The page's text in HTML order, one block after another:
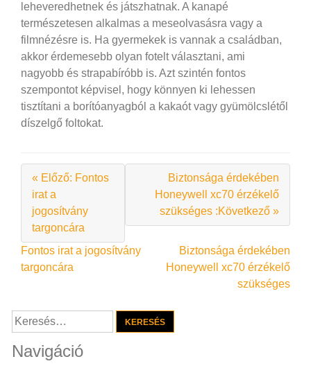
leheveredhetnek és játszhatnak. A kanapé
természetesen alkalmas a meseolvasásra vagy a
filmnézésre is. Ha gyermekek is vannak a családban,
akkor érdemesebb olyan fotelt választani, ami
nagyobb és strapabíróbb is. Azt szintén fontos
szempontot képvisel, hogy könnyen ki lehessen
tisztítani a borítóanyagból a kakaót vagy gyümölcslétől
díszelgő foltokat.
« Előző: Fontos
irat a
jogosítvány
targoncára
Biztonsága érdekében
Honeywell xc70 érzékelő
szükséges :Következő »
Bejegyzés
navigáció
Fontos irat a jogosítvány
targoncára
Biztonsága érdekében
Honeywell xc70 érzékelő
szükséges
Keresés:
Navigáció